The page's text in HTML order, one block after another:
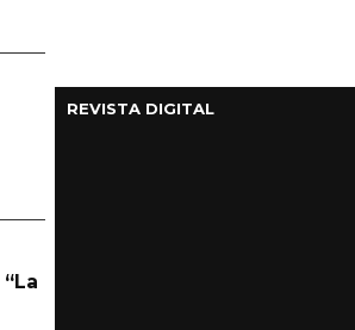
REVISTA DIGITAL